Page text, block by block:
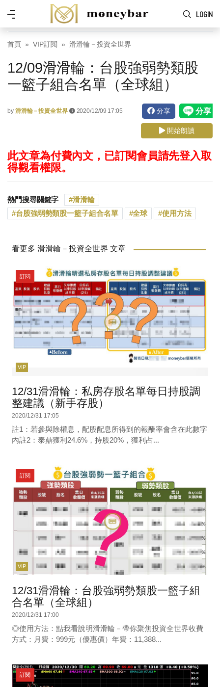
Skip to main content
LOGIN
功
表
首頁 VIP訂閱 滑滑輪－投資全世界
12/09滑滑輪：台股強弱勢類股
一籃子組合名單（全球組）
by 滑滑輪－投資全世界 2020/12/09 17:05 分享
開始朗讀
此文章為付費內文，已訂閱會員請先登入取
得觀看權限。
熱門搜尋關鍵字
滑滑輪
台股強弱勢類股一籃子組合名單
全球 使用方法
看更多 滑滑輪－投資全世界 文章
VIP
訂閱
12/31滑滑輪：私房存股名單每日持股調
整建議（新手存股）
2020/12/31 17:05
註1：若參與除權息，配股配息所得到的報酬率會含在此數字
內註2：泰鼎獲利24.6%，持股20%，獲利占...
VIP
訂閱
12/31滑滑輪：台股強弱勢類股一籃子組
合名單（全球組）
2020/12/31 17:00
◎使用方法：點我看說明滑滑輪－帶你聚焦投資全世界收費
方式：月費：999元（優惠價）年費：11,388...
訂閱